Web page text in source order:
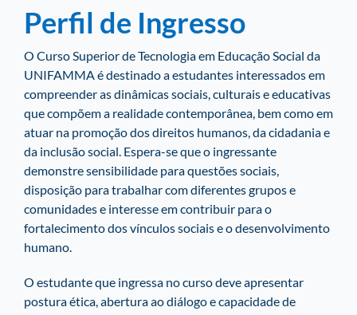
Perfil de Ingresso
O Curso Superior de Tecnologia em Educação Social da
UNIFAMMA é destinado a estudantes interessados em
compreender as dinâmicas sociais, culturais e educativas
que compõem a realidade contemporânea, bem como em
atuar na promoção dos direitos humanos, da cidadania e
da inclusão social. Espera-se que o ingressante
demonstre sensibilidade para questões sociais,
disposição para trabalhar com diferentes grupos e
comunidades e interesse em contribuir para o
fortalecimento dos vínculos sociais e o desenvolvimento
humano.
O estudante que ingressa no curso deve apresentar
postura ética, abertura ao diálogo e capacidade de